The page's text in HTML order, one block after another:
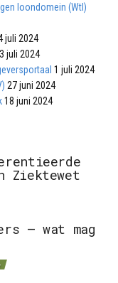
loondomein (Wtl)
juli 2024
3 juli 2024
1 juli 2024
27 juni 2024
18 juni 2024
Ziektewet
– wat mag